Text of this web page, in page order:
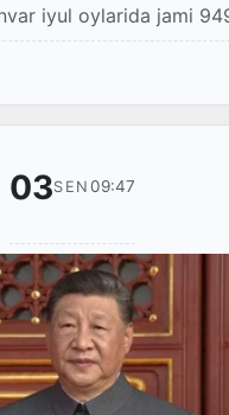
iyul oylarida jami
fuqarolari sayohat
tashrif
03SEN 09:47